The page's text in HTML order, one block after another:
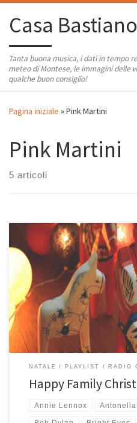
Casa Bastiano
Tanta buona musica, i dati in tempo
meteo di Montese, le immagini delle
qualche buon consiglio!
Pagina iniziale »Pink Martini
Pink Martini
5 articoli
Più natalizi di così non si può!
Time (2018) e For Xmas Fight for
(2019) è la playlist perfetta per le
quest’anno più che mai! C’è
sempre super natalizio, ci sono
loro fantastico […]
NATALE PLAYLIST RADIO
Happy Family
Annie Lennox